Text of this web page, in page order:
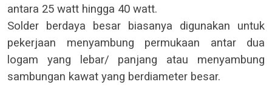
antara 25 watt hingga 40 watt.
Solder berdaya besar biasanya digunakan untuk
pekerjaan menyambung permukaan antar dua
logam yang lebar/ panjang atau menyambung
sambungan kawat yang berdiameter besar.